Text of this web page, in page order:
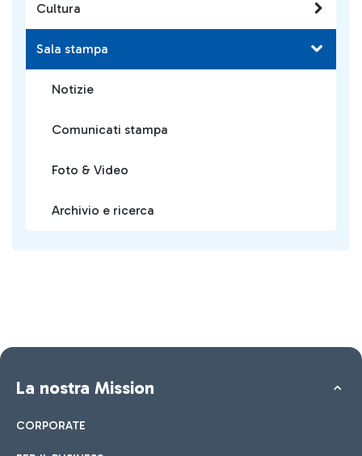
Cultura
Sala stampa
Notizie
Comunicati stampa
Foto & Video
Archivio e ricerca
La nostra Mission
CORPORATE